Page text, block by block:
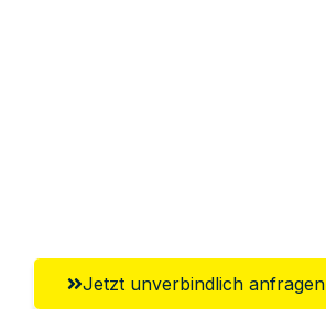
Jetzt unverbindlich anfragen